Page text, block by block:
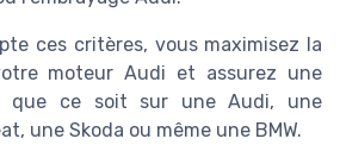
ces critères, vous maximisez la
moteur Audi et assurez une
que ce soit sur une Audi, une
une Skoda ou même une BMW.